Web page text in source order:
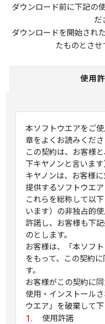
ダウンロード前に下記の
だ
ダウンロードを開始され
たものとさせ
使用
本ソフトウエアをご
章をよくお読みくださ
この契約は、お客様
下キヤノンと言います
キヤノンは、お客様
提供するソフトウエ
これらを総称して以
います）の非独占的
許諾し、お客様も下
のとします。
お客様は、「本ソフ
をもって、この契約
す。
お客様がこの契約に
使用・インストール
ウエア」を破棄して下
使用許諾